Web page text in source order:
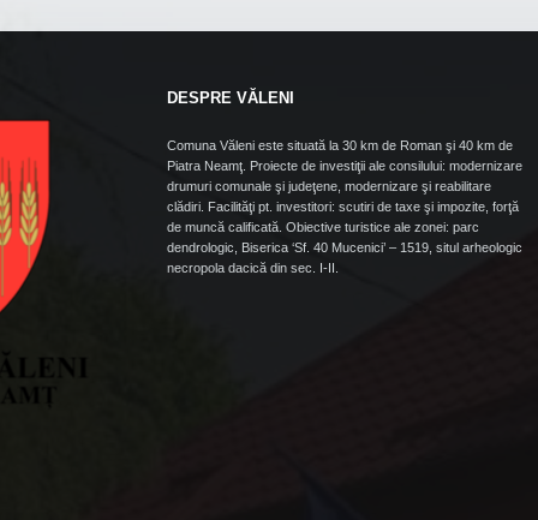
DESPRE VĂLENI
Comuna Văleni este situată la 30 km de Roman şi 40 km de
Piatra Neamţ. Proiecte de investiţii ale consilului: modernizare
drumuri comunale şi judeţene, modernizare şi reabilitare
clădiri. Facilităţi pt. investitori: scutiri de taxe şi impozite, forţă
de muncă calificată. Obiective turistice ale zonei: parc
dendrologic, Biserica ‘Sf. 40 Mucenici’ – 1519, situl arheologic
necropola dacică din sec. I-II.